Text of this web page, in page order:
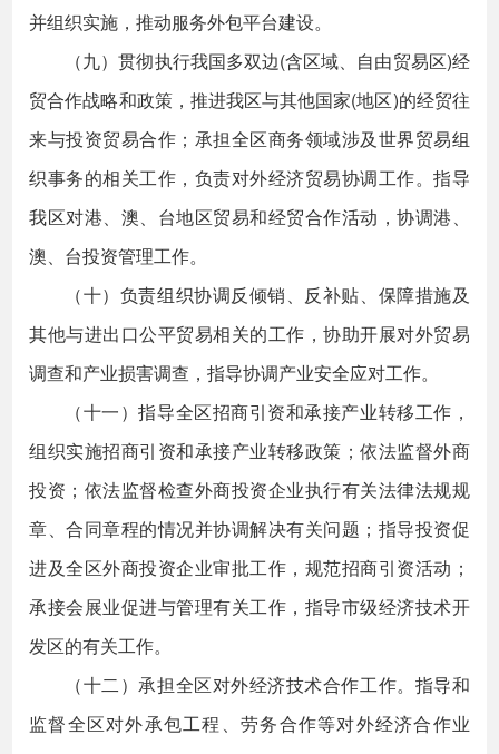
并组织实施，推动服务外包平台建设。
（九）贯彻执行我国多双边(含区域、自由贸易区)经
贸合作战略和政策，推进我区与其他国家(地区)的经贸往
来与投资贸易合作；承担全区商务领域涉及世界贸易组
织事务的相关工作，负责对外经济贸易协调工作。指导
我区对港、澳、台地区贸易和经贸合作活动，协调港、
澳、台投资管理工作。
（十）负责组织协调反倾销、反补贴、保障措施及
其他与进出口公平贸易相关的工作，协助开展对外贸易
调查和产业损害调查，指导协调产业安全应对工作。
（十一）指导全区招商引资和承接产业转移工作，
组织实施招商引资和承接产业转移政策；依法监督外商
投资；依法监督检查外商投资企业执行有关法律法规规
章、合同章程的情况并协调解决有关问题；指导投资促
进及全区外商投资企业审批工作，规范招商引资活动；
承接会展业促进与管理有关工作，指导市级经济技术开
发区的有关工作。
（十二）承担全区对外经济技术合作工作。指导和
监督全区对外承包工程、劳务合作等对外经济合作业